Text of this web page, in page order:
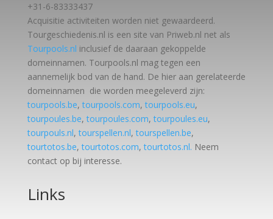
+31-6-83333437
Acquisitie activiteiten worden niet gewaardeerd.
Tourgeschiedenis.nl is een site van Priweb.nl net als
Tourpools.nl inclusief de daaraan gekoppelde
domeinnamen. Tourpools.nl mag tegen een
aannemelijk bod van de hand. De hier aan gerelateerde
domeinnamen die worden meegeleverd zijn:
tourpools.be,tourpools.com,tourpools.eu,
tourpoules.be,tourpoules.com,tourpoules.eu,
tourpouls.nl,tourspellen.nl,tourspellen.be,
tourtotos.be,tourtotos.com,tourtotos.nl. Neem
contact op bij interesse.
Links